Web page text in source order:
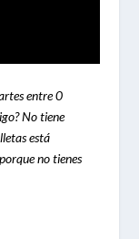
entre 0
No tiene
está
no tienes